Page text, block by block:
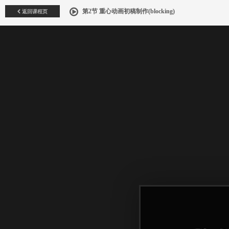
返回课程页 第2节 重心动画初稿制作(blocking)